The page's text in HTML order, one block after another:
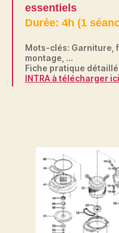
essentiels
Durée: 4h (1
Mots-clés: Garniture,
montage, …
Fiche pratique
INTRA à télécharger ici